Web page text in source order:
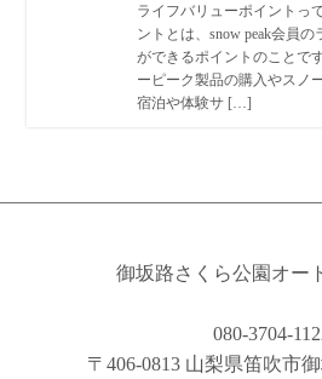
ライフバリューポイントっ
ントとは、snow peak会員
ができるポイントのことで
ーピーク製品の購入やスノ
宿泊や体験サ […]
御坂路さくら公園オー
080-3704-
〒406-0813 山梨県笛吹市